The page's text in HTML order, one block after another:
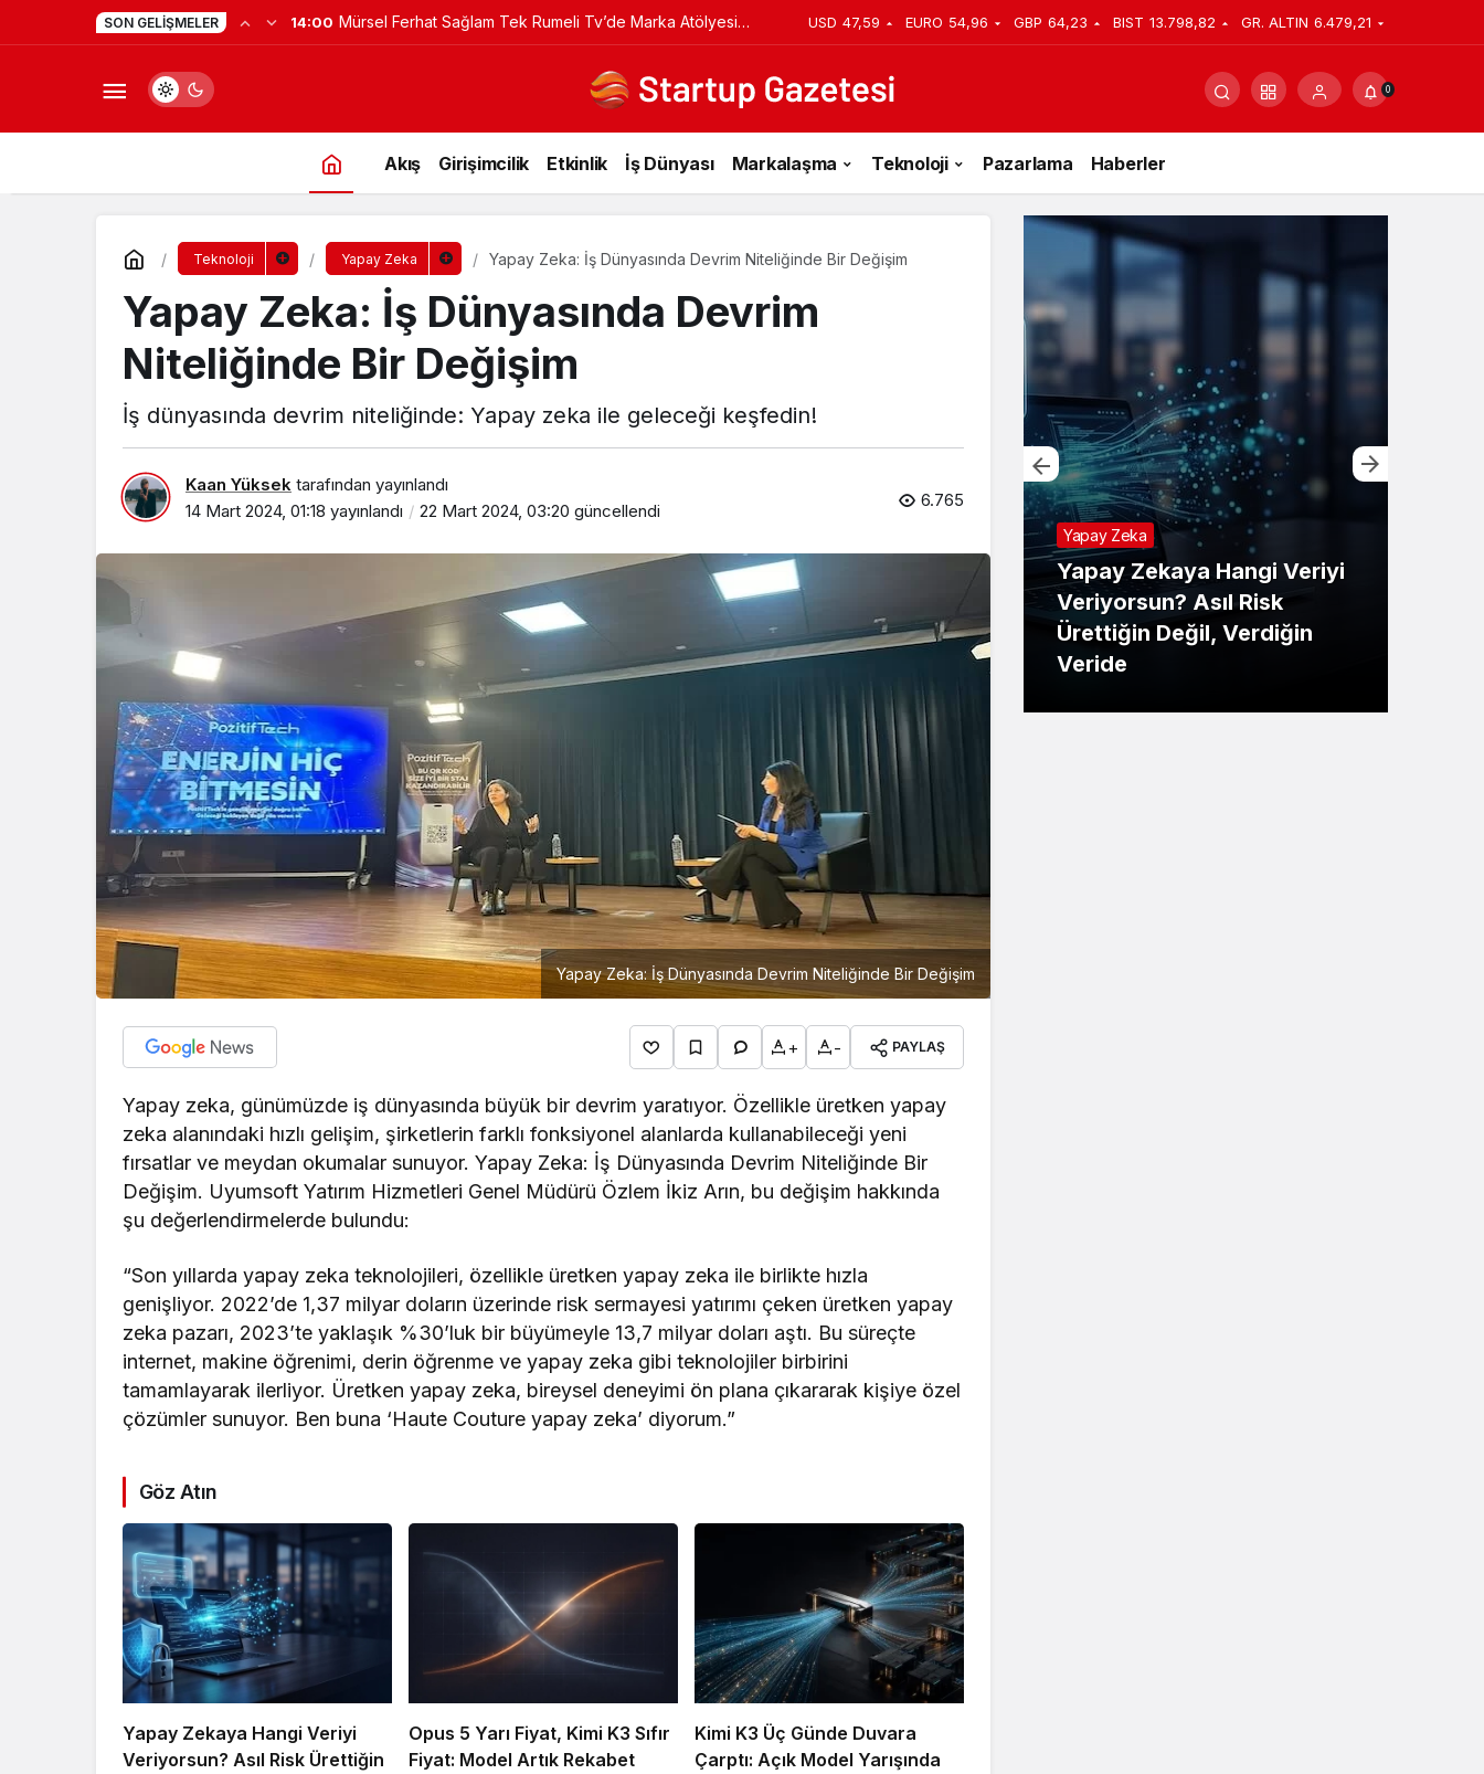
SON GELIŞMELER 0:23 Yapay Zekaya Hangi Veriyi Veriyorsun? Asıl Risk Ürettiğin USD 47,59 EURO 54,96 GBP 64,23 BIST 13.798,82 GR. ALTIN 6.479,21
0
Akış Girişimcilik Etkinlik İş Dünyası Markalaşma Teknoloji Pazarlama Haberler
Teknoloji Yapay Zeka Yapay Zeka: İş Dünyasında Devrim Niteliğinde Bir Değişim
Yapay Zeka: İş Dünyasında Devrim
Niteliğinde Bir Değişim
İş dünyasında devrim niteliğinde: Yapay zeka ile geleceği keşfedin!
Kaan Yüksek tarafından yayınlandı
14 Mart 2024, 01:18 yayınlandı 22 Mart 2024, 03:20 güncellendi 6.765
Yapay Zeka: İş Dünyasında Devrim Niteliğinde Bir Değişim
+ - PAYLAŞ
Yapay zeka, günümüzde iş dünyasında büyük bir devrim yaratıyor. Özellikle üretken yapay
zeka alanındaki hızlı gelişim, şirketlerin farklı fonksiyonel alanlarda kullanabileceği yeni
fırsatlar ve meydan okumalar sunuyor. Yapay Zeka: İş Dünyasında Devrim Niteliğinde Bir
Değişim. Uyumsoft Yatırım Hizmetleri Genel Müdürü Özlem İkiz Arın, bu değişim hakkında
şu değerlendirmelerde bulundu:
“Son yıllarda yapay zeka teknolojileri, özellikle üretken yapay zeka ile birlikte hızla
genişliyor. 2022’de 1,37 milyar doların üzerinde risk sermayesi yatırımı çeken üretken yapay
zeka pazarı, 2023’te yaklaşık %30’luk bir büyümeyle 13,7 milyar doları aştı. Bu süreçte
internet, makine öğrenimi, derin öğrenme ve yapay zeka gibi teknolojiler birbirini
tamamlayarak ilerliyor. Üretken yapay zeka, bireysel deneyimi ön plana çıkararak kişiye özel
çözümler sunuyor. Ben buna ‘Haute Couture yapay zeka’ diyorum.”
Göz Atın
Yapay Zekaya Hangi Veriyi
Veriyorsun? Asıl Risk Ürettiğin
Opus 5 Yarı Fiyat, Kimi K3 Sıfır
Fiyat: Model Artık Rekabet
Kimi K3 Üç Günde Duvara
Çarptı: Açık Model Yarışında
Mürsel Ferhat Sağlam Tek
Rumeli Tv’de Marka
Atölyesi Programına Konuk
Oldu
Yapay Zeka
Yapay Zekaya Hangi Veriyi
Veriyorsun? Asıl Risk
Ürettiğin Değil, Verdiğin
Veride